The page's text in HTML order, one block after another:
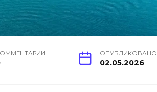
ОПУБЛИКОВАНО
02.05.2026